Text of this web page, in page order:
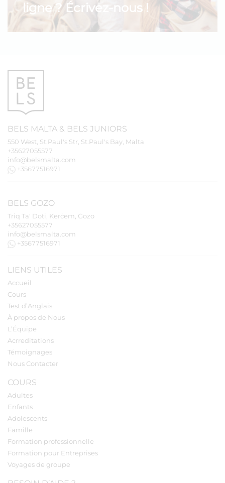
ligne ? Écrivez-nous !
BELS MALTA & BELS JUNIORS
550 West, St.Paul's Str, St.Paul's Bay, Malta
+35627055577
info@belsmalta.com
+35677516971
BELS GOZO
Triq Ta' Doti, Kerċem, Gozo
+35627055577
info@belsmalta.com
+35677516971
LIENS UTILES
Accueil
Cours
Test d’Anglais
À propos de Nous
L’Équipe
Acrreditations
Témoignages
Nous Contacter
COURS
Adultes
Enfants
Adolescents
Famille
Formation professionnelle
Formation pour Entreprises
Voyages de groupe